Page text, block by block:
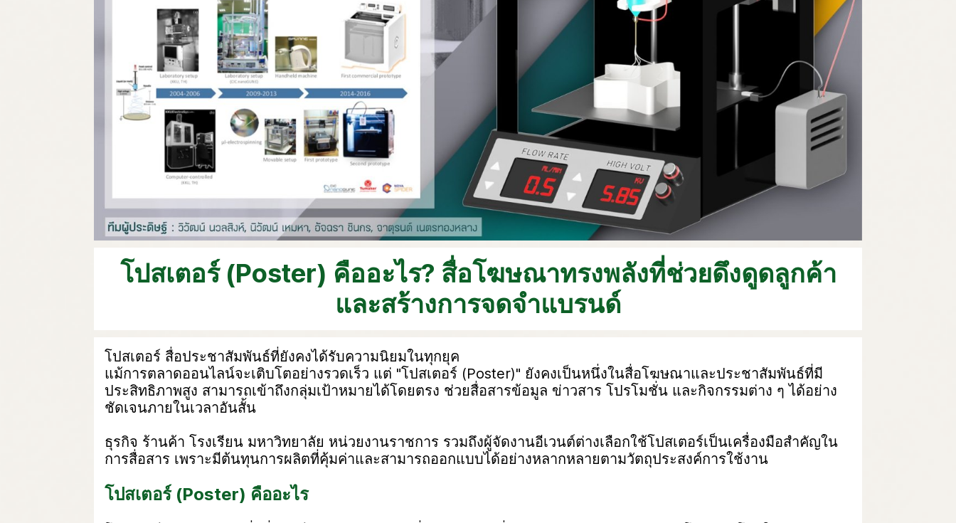
โปสเตอร์ (Poster) คืออะไร? สื่อโฆษณาทรงพลังที่ช่วยดึงดูดลูกค้า
และสร้างการจดจำแบรนด์
โปสเตอร์ สื่อประชาสัมพันธ์ที่ยังคงได้รับความนิยมในทุกยุค
แม้การตลาดออนไลน์จะเติบโตอย่างรวดเร็ว แต่ "โปสเตอร์ (Poster)" ยังคงเป็นหนึ่งในสื่อโฆษณาและประชาสัมพันธ์ที่มี
ประสิทธิภาพสูง สามารถเข้าถึงกลุ่มเป้าหมายได้โดยตรง ช่วยสื่อสารข้อมูล ข่าวสาร โปรโมชั่น และกิจกรรมต่าง ๆ ได้อย่าง
ชัดเจนภายในเวลาอันสั้น
ธุรกิจ ร้านค้า โรงเรียน มหาวิทยาลัย หน่วยงานราชการ รวมถึงผู้จัดงานอีเวนต์ต่างเลือกใช้โปสเตอร์เป็นเครื่องมือสำคัญใน
การสื่อสาร เพราะมีต้นทุนการผลิตที่คุ้มค่าและสามารถออกแบบได้อย่างหลากหลายตามวัตถุประสงค์การใช้งาน
โปสเตอร์ (Poster) คืออะไร